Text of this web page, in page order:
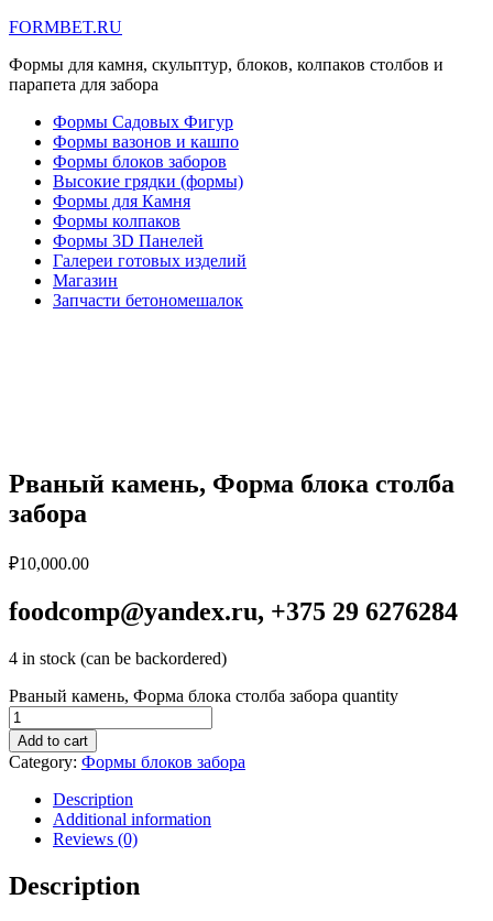
FORMBET.RU
Формы для камня, скульптур, блоков, колпаков столбов и
парапета для забора
Формы Садовых Фигур
Формы вазонов и кашпо
Формы блоков заборов
Высокие грядки (формы)
Формы для Камня
Формы колпаков
Формы 3D Панелей
Галереи готовых изделий
Магазин
Запчасти бетономешалок
Рваный камень, Форма блока столба
забора
₽10,000.00
foodcomp@yandex.ru, +375 29 6276284
4 in stock (can be backordered)
Рваный камень, Форма блока столба забора quantity
Add to cart
Category: Формы блоков забора
Description
Additional information
Reviews (0)
Description